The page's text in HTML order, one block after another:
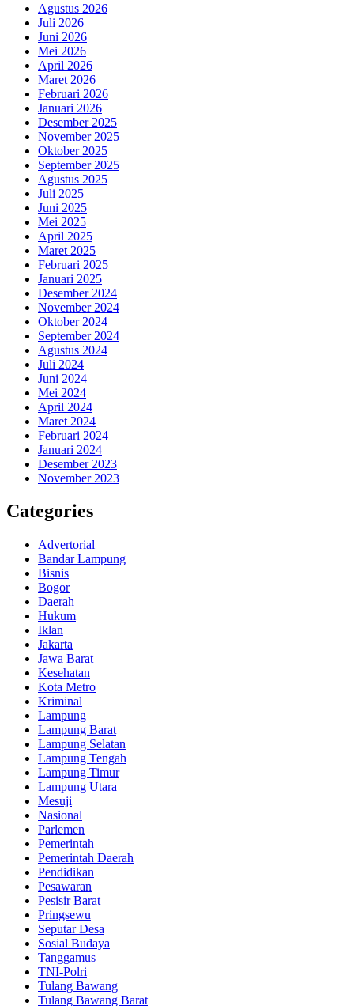
Agustus 2026
Juli 2026
Juni 2026
Mei 2026
April 2026
Maret 2026
Februari 2026
Januari 2026
Desember 2025
November 2025
Oktober 2025
September 2025
Agustus 2025
Juli 2025
Juni 2025
Mei 2025
April 2025
Maret 2025
Februari 2025
Januari 2025
Desember 2024
November 2024
Oktober 2024
September 2024
Agustus 2024
Juli 2024
Juni 2024
Mei 2024
April 2024
Maret 2024
Februari 2024
Januari 2024
Desember 2023
November 2023
Categories
Advertorial
Bandar Lampung
Bisnis
Bogor
Daerah
Hukum
Iklan
Jakarta
Jawa Barat
Kesehatan
Kota Metro
Kriminal
Lampung
Lampung Barat
Lampung Selatan
Lampung Tengah
Lampung Timur
Lampung Utara
Mesuji
Nasional
Parlemen
Pemerintah
Pemerintah Daerah
Pendidikan
Pesawaran
Pesisir Barat
Pringsewu
Seputar Desa
Sosial Budaya
Tanggamus
TNI-Polri
Tulang Bawang
Tulang Bawang Barat